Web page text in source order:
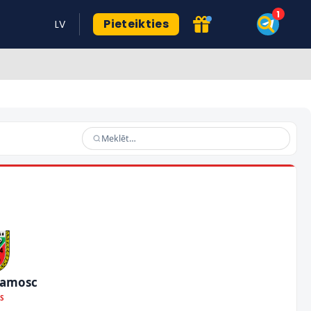
LV Pieteikties